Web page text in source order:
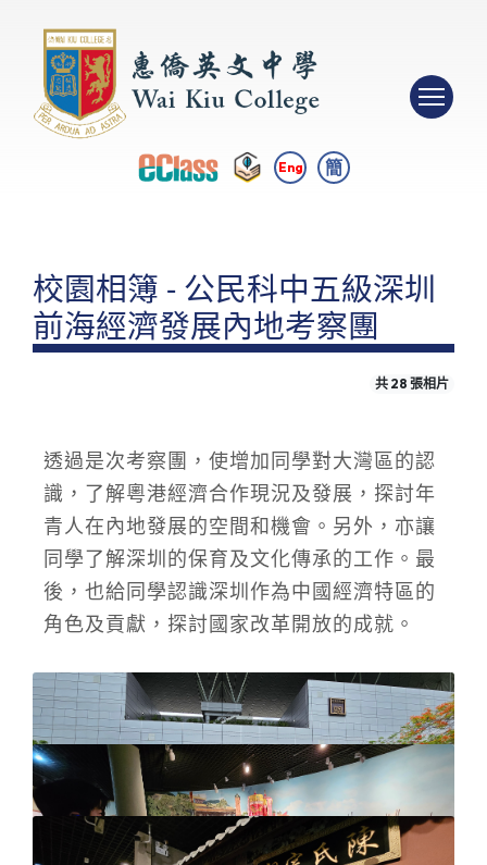
Eng 簡
校園相簿 - 公民科中五級深圳
前海經濟發展內地考察團
共 28 張相片
透過是次考察團，使增加同學對大灣區的認
識，了解粵港經濟合作現況及發展，探討年
青人在內地發展的空間和機會。另外，亦讓
同學了解深圳的保育及文化傳承的工作。最
後，也給同學認識深圳作為中國經濟特區的
角色及貢獻，探討國家改革開放的成就。